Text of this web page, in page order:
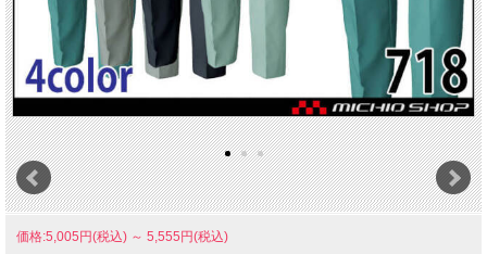
価格:5,005円(税込) ～ 5,555円(税込)